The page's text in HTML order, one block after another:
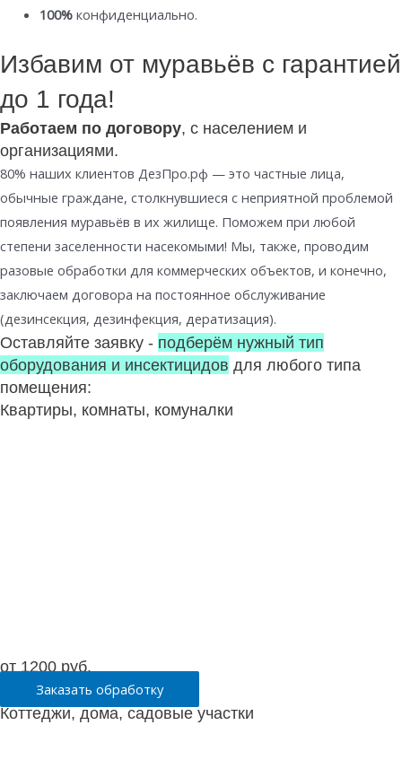
100%конфиденциально.
Избавим от муравьёв с гарантией
до 1 года!
Работаем по договору, с населением и
организациями.
80% наших клиентов ДезПро.рф — это частные лица,
обычные граждане, столкнувшиеся с неприятной проблемой
появления муравьёв в их жилище. Поможем при любой
степени заселенности насекомыми! Мы, также, проводим
разовые обработки для коммерческих объектов, и конечно,
заключаем договора на постоянное обслуживание
(дезинсекция, дезинфекция, дератизация).
Оставляйте заявку - подберём нужный тип
оборудования и инсектицидов для любого типа
помещения:
Квартиры, комнаты, комуналки
от 1200 руб.
Заказать обработку
Коттеджи, дома, садовые участки